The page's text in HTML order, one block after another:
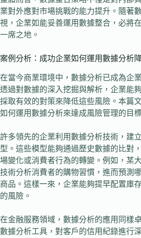
業對外應對市場挑戰的能力提升。隨著
視，企業如能妥善運用數據整合，必將
一席之地。
案例分析：成功企業如何運用數據分析
在當今商業環境中，數據分析已成為企
透過對數據的深入挖掘與解析，企業能
採取有效的對策來降低這些風險。本篇
如何運用數據分析來達成風險管理的目
許多領先的企業利用數據分析技術，建
型。這些模型能夠通過歷史數據的比對
場變化或消費者行為的轉變。例如，某
技術分析消費者的購物習慣，進而預測
商品。這樣一來，企業能夠提早配置庫
的風險。
在金融服務領域，數據分析的應用同樣
數據分析工具，對客戶的信用紀錄進行